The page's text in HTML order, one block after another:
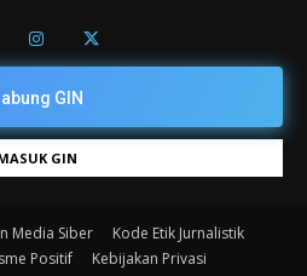
GIN
GIN
Media Siber
Kode Etik Jurnalistik
Positif
Kebijakan Privasi